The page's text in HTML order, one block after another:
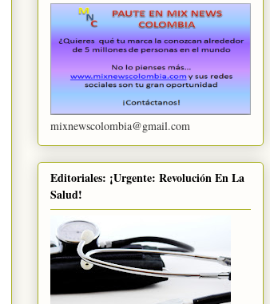
mixnewscolombia@gmail.com
Editoriales: ¡Urgente: Revolución En La
Salud!